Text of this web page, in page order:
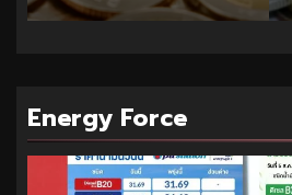
Energy Force